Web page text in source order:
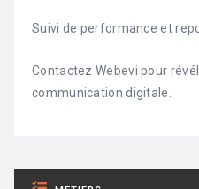
Suivi de performance et
Contactez Webevi pour
communication digitale.